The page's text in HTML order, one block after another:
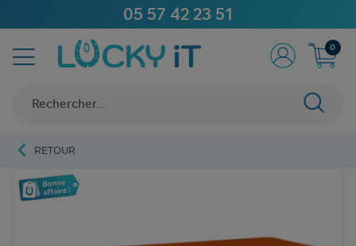
05 57 42 23 51
0
RETOUR